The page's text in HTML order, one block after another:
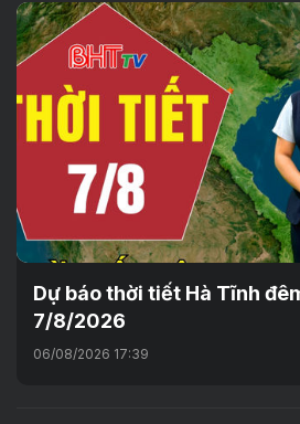
Dự báo thời tiết Hà Tĩnh
7/8/2026
06/08/2026 17:39